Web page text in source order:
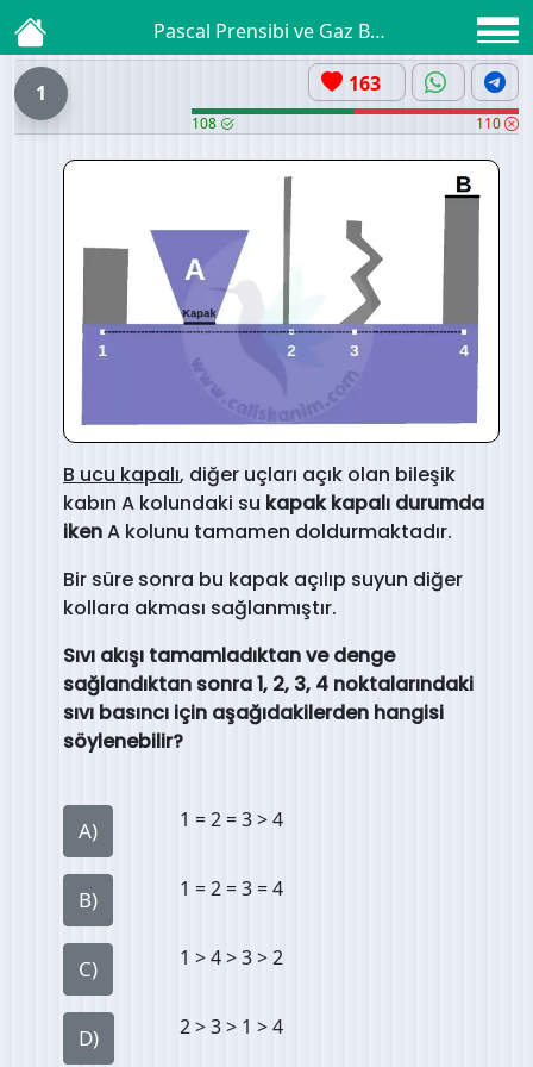
Pascal Prensibi ve Gaz Basıncı
1 163
108 110
B ucu kapalı, diğer uçları açık olan bileşik
kabın A kolundaki su kapak kapalı durumda
ikenA kolunu tamamen doldurmaktadır.
Bir süre sonra bu kapak açılıp suyun diğer
kollara akması sağlanmıştır.
Sıvı akışı tamamladıktan ve denge
sağlandıktan sonra 1, 2, 3, 4 noktalarındaki
sıvı basıncı için aşağıdakilerden hangisi
söylenebilir?
A) 1 = 2 = 3 > 4
B) 1 = 2 = 3 = 4
C) 1 > 4 > 3 > 2
D) 2 > 3 > 1 > 4